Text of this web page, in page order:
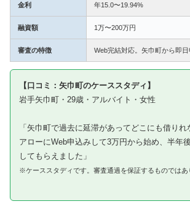
金利 年15.0〜19.94%
融資額 1万〜200万円
審査の特徴 Web完結対応。矢巾町から即
【口コミ：矢巾町のケーススタディ】
岩手矢巾町・29歳・アルバイト・女性
「矢巾町で過去に延滞があってどこにも借りれ
アローにWeb申込みして3万円から始め、半年
してもらえました」
※ケーススタディです。審査通過を保証するものではあ